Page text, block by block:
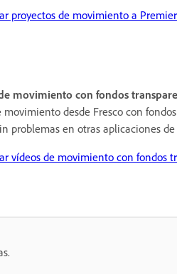
proyectos de movimiento a
movimiento con fondos
movimiento desde Fresco con
problemas en otras aplicaciones de
vídeos de movimiento con fondos